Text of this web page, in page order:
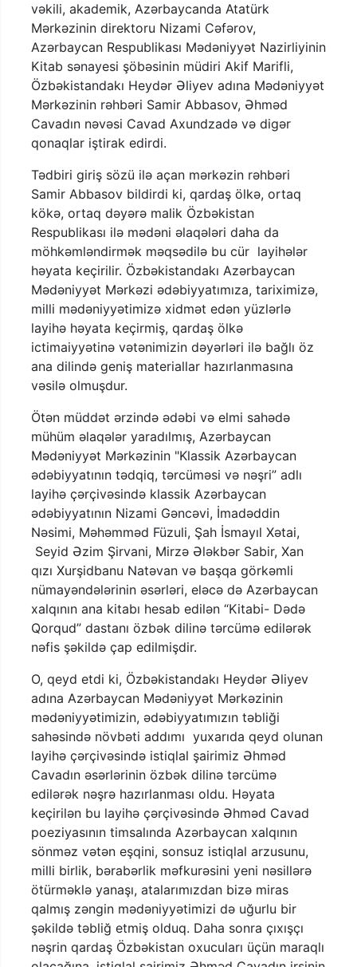
vəkili, akademik, Azərbaycanda Atatürk
Mərkəzinin direktoru Nizami Cəfərov,
Azərbaycan Respublikası Mədəniyyət Nazirliyinin
Kitab sənayesi şöbəsinin müdiri Akif Marifli,
Özbəkistandakı Heydər Əliyev adına Mədəniyyət
Mərkəzinin rəhbəri Samir Abbasov, Əhməd
Cavadın nəvəsi Cavad Axundzadə və digər
qonaqlar iştirak edirdi.
Tədbiri giriş sözü ilə açan mərkəzin rəhbəri
Samir Abbasov bildirdi ki, qardaş ölkə, ortaq
kökə, ortaq dəyərə malik Özbəkistan
Respublikası ilə mədəni əlaqələri daha da
möhkəmləndirmək məqsədilə bu cür layihələr
həyata keçirilir. Özbəkistandakı Azərbaycan
Mədəniyyət Mərkəzi ədəbiyyatımıza, tariximizə,
milli mədəniyyətimizə xidmət edən yüzlərlə
layihə həyata keçirmiş, qardaş ölkə
ictimaiyyətinə vətənimizin dəyərləri ilə bağlı öz
ana dilində geniş materiallar hazırlanmasına
vəsilə olmuşdur.
Ötən müddət ərzində ədəbi və elmi sahədə
mühüm əlaqələr yaradılmış, Azərbaycan
Mədəniyyət Mərkəzinin "Klassik Azərbaycan
ədəbiyyatının tədqiq, tərcüməsi və nəşri” adlı
layihə çərçivəsində klassik Azərbaycan
ədəbiyyatının Nizami Gəncəvi, İmadəddin
Nəsimi, Məhəmməd Füzuli, Şah İsmayıl Xətai,
Seyid Əzim Şirvani, Mirzə Ələkbər Sabir, Xan
qızı Xurşidbanu Natəvan və başqa görkəmli
nümayəndələrinin əsərləri, eləcə də Azərbaycan
xalqının ana kitabı hesab edilən “Kitabi- Dədə
Qorqud” dastanı özbək dilinə tərcümə edilərək
nəfis şəkildə çap edilmişdir.
O, qeyd etdi ki, Özbəkistandakı Heydər Əliyev
adına Azərbaycan Mədəniyyət Mərkəzinin
mədəniyyətimizin, ədəbiyyatımızın təbliği
sahəsində növbəti addımı yuxarıda qeyd olunan
layihə çərçivəsində istiqlal şairimiz Əhməd
Cavadın əsərlərinin özbək dilinə tərcümə
edilərək nəşrə hazırlanması oldu. Həyata
keçirilən bu layihə çərçivəsində Əhməd Cavad
poeziyasının timsalında Azərbaycan xalqının
sönməz vətən eşqini, sonsuz istiqlal arzusunu,
milli birlik, bərabərlik məfkurəsini yeni nəsillərə
ötürməklə yanaşı, atalarımızdan bizə miras
qalmış zəngin mədəniyyətimizi də uğurlu bir
şəkildə təbliğ etmiş olduq. Daha sonra çıxışçı
nəşrin qardaş Özbəkistan oxucuları üçün maraqlı